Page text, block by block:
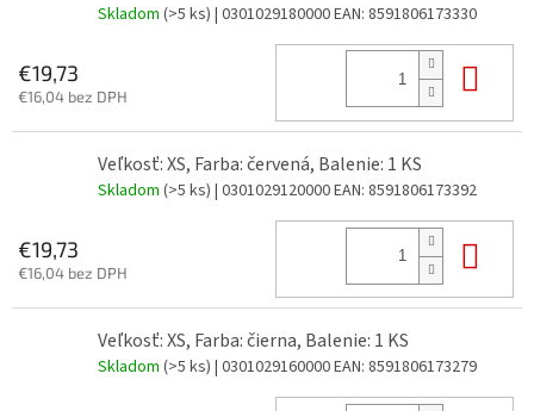
Skladom (>5 ks) | 0301029180000EAN: 8591806173330
€19,73
€16,04 bez DPH
Veľkosť: XS, Farba: červená, Balenie: 1 KS
Skladom (>5 ks) | 0301029120000EAN: 8591806173392
€19,73
€16,04 bez DPH
Veľkosť: XS, Farba: čierna, Balenie: 1 KS
Skladom (>5 ks) | 0301029160000EAN: 8591806173279